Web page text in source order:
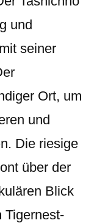
und
seiner
Ort, um
und
Die riesige
über der
Blick
Tigernest-